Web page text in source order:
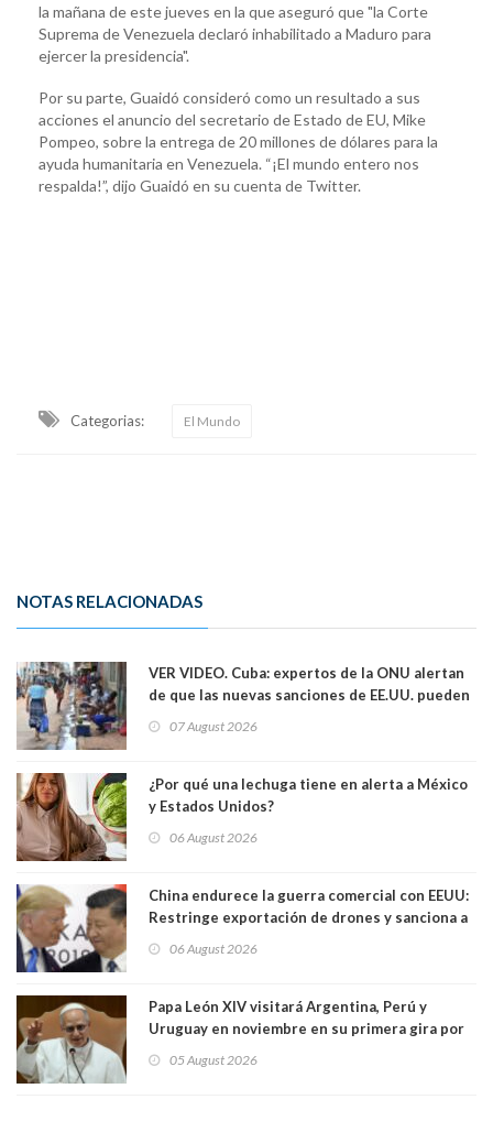
la mañana de este jueves en la que aseguró que "la Corte
Suprema de Venezuela declaró inhabilitado a Maduro para
ejercer la presidencia".
Por su parte, Guaidó consideró como un resultado a sus
acciones el anuncio del secretario de Estado de EU, Mike
Pompeo, sobre la entrega de 20 millones de dólares para la
ayuda humanitaria en Venezuela. “¡El mundo entero nos
respalda!”, dijo Guaidó en su cuenta de Twitter.
Categorias: El Mundo
NOTAS RELACIONADAS
VER VIDEO. Cuba: expertos de la ONU alertan
de que las nuevas sanciones de EE.UU. pueden
07 August 2026
¿Por qué una lechuga tiene en alerta a México
y Estados Unidos?
06 August 2026
China endurece la guerra comercial con EEUU:
Restringe exportación de drones y sanciona a
06 August 2026
Papa León XIV visitará Argentina, Perú y
Uruguay en noviembre en su primera gira por
05 August 2026